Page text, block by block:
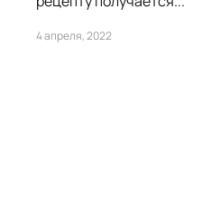
4 апреля, 2022